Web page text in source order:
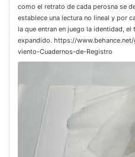
como el retrato de cada perosna se
establece una lectura no lineal y por
la que entran en juego la identidad,
expandido. https://
viento-Cuadernos-de-Registro